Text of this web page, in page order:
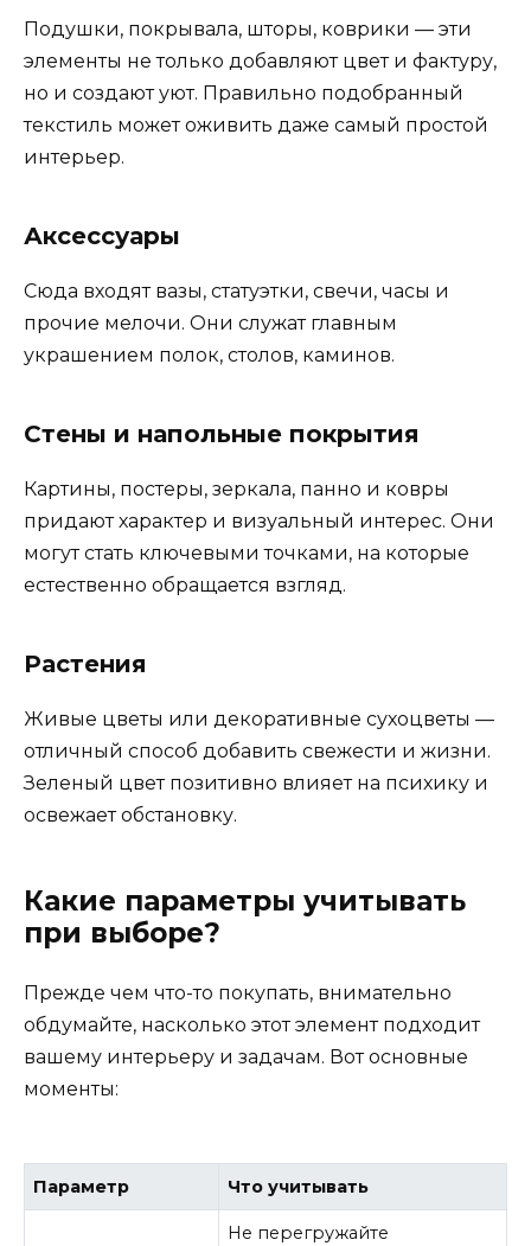
Подушки, покрывала, шторы, коврики — эти
элементы не только добавляют цвет и фактуру,
но и создают уют. Правильно подобранный
текстиль может оживить даже самый простой
интерьер.
Аксессуары
Сюда входят вазы, статуэтки, свечи, часы и
прочие мелочи. Они служат главным
украшением полок, столов, каминов.
Стены и напольные покрытия
Картины, постеры, зеркала, панно и ковры
придают характер и визуальный интерес. Они
могут стать ключевыми точками, на которые
естественно обращается взгляд.
Растения
Живые цветы или декоративные сухоцветы —
отличный способ добавить свежести и жизни.
Зеленый цвет позитивно влияет на психику и
освежает обстановку.
Какие параметры учитывать
при выборе?
Прежде чем что-то покупать, внимательно
обдумайте, насколько этот элемент подходит
вашему интерьеру и задачам. Вот основные
моменты:
Параметр Что учитывать
Не перегружайте